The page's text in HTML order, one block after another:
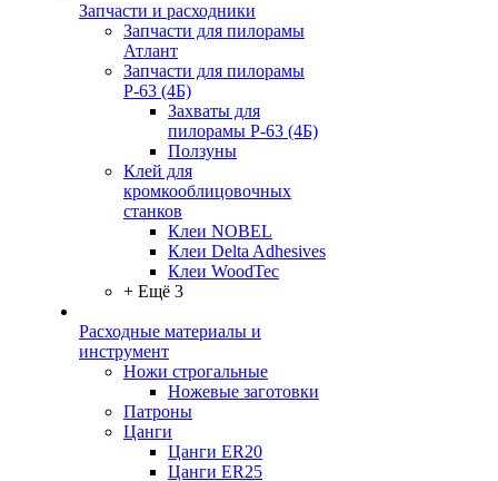
Запчасти и расходники
Запчасти для пилорамы
Атлант
Запчасти для пилорамы
Р-63 (4Б)
Захваты для
пилорамы Р-63 (4Б)
Ползуны
Клей для
кромкооблицовочных
станков
Клеи NOBEL
Клеи Delta Adhesives
Клеи WoodTec
+ Ещё 3
Расходные материалы и
инструмент
Ножи строгальные
Ножевые заготовки
Патроны
Цанги
Цанги ER20
Цанги ER25